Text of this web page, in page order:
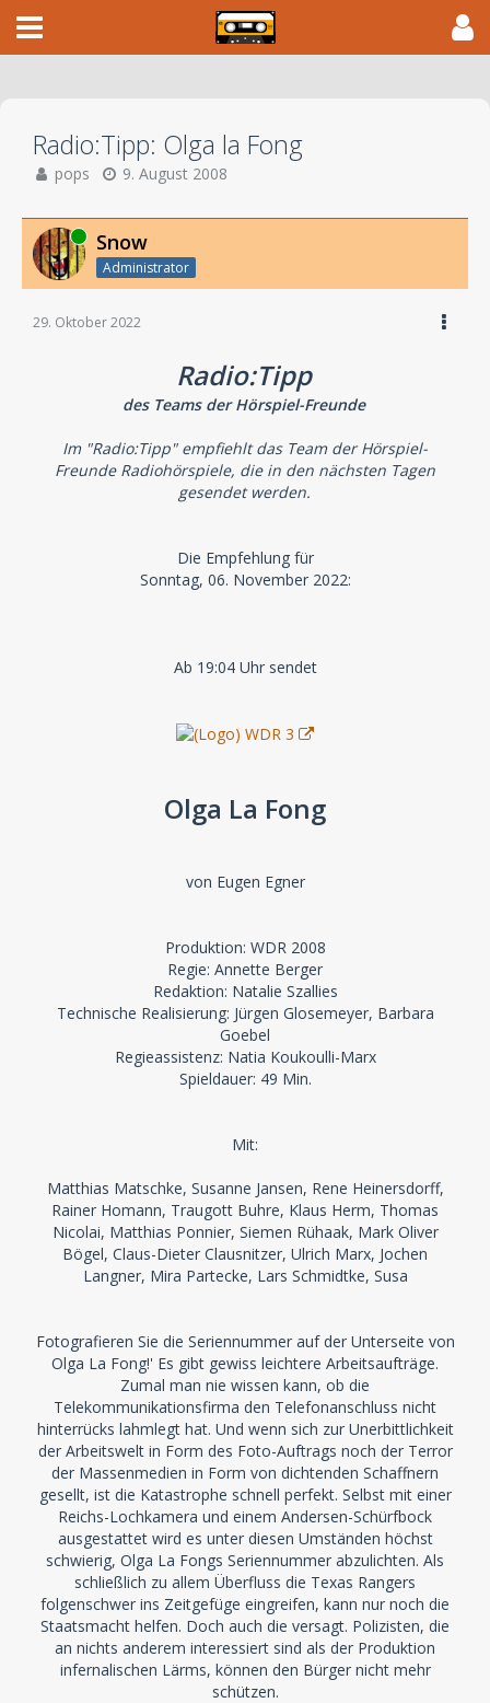
Radio:Tipp: Olga la Fong
pops 9. August 2008
Online Snow
Administrator
29. Oktober 2022
Radio:Tipp
des Teams der Hörspiel-Freunde
Im "Radio:Tipp" empfiehlt das Team der Hörspiel-
Freunde Radiohörspiele, die in den nächsten Tagen
gesendet werden.
Die Empfehlung für
Sonntag, 06. November 2022:
Ab 19:04 Uhr sendet
Olga La Fong
von Eugen Egner
Produktion: WDR 2008
Regie: Annette Berger
Redaktion: Natalie Szallies
Technische Realisierung: Jürgen Glosemeyer, Barbara
Goebel
Regieassistenz: Natia Koukoulli-Marx
Spieldauer: 49 Min.
Mit:
Matthias Matschke, Susanne Jansen, Rene Heinersdorff,
Rainer Homann, Traugott Buhre, Klaus Herm, Thomas
Nicolai, Matthias Ponnier, Siemen Rühaak, Mark Oliver
Bögel, Claus-Dieter Clausnitzer, Ulrich Marx, Jochen
Langner, Mira Partecke, Lars Schmidtke, Susa
Fotografieren Sie die Seriennummer auf der Unterseite von
Olga La Fong!' Es gibt gewiss leichtere Arbeitsaufträge.
Zumal man nie wissen kann, ob die
Telekommunikationsfirma den Telefonanschluss nicht
hinterrücks lahmlegt hat. Und wenn sich zur Unerbittlichkeit
der Arbeitswelt in Form des Foto-Auftrags noch der Terror
der Massenmedien in Form von dichtenden Schaffnern
gesellt, ist die Katastrophe schnell perfekt. Selbst mit einer
Reichs-Lochkamera und einem Andersen-Schürfbock
ausgestattet wird es unter diesen Umständen höchst
schwierig, Olga La Fongs Seriennummer abzulichten. Als
schließlich zu allem Überfluss die Texas Rangers
folgenschwer ins Zeitgefüge eingreifen, kann nur noch die
Staatsmacht helfen. Doch auch die versagt. Polizisten, die
an nichts anderem interessiert sind als der Produktion
infernalischen Lärms, können den Bürger nicht mehr
schützen.